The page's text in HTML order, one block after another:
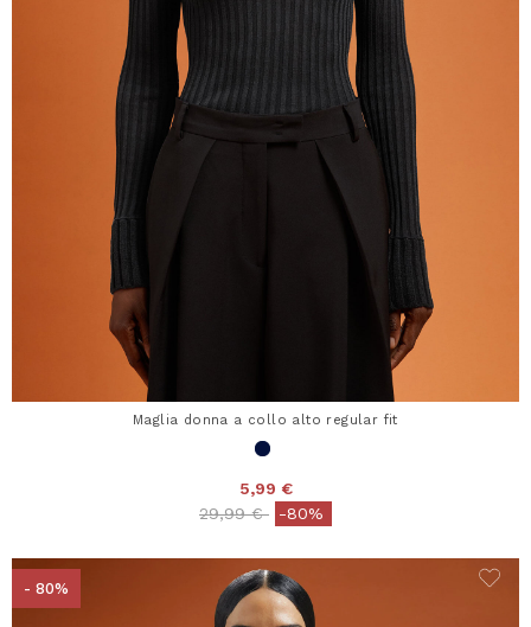
Maglia donna a collo alto regular fit
5,99 €
Price reduced from
29,99 €to-80%
- 80%